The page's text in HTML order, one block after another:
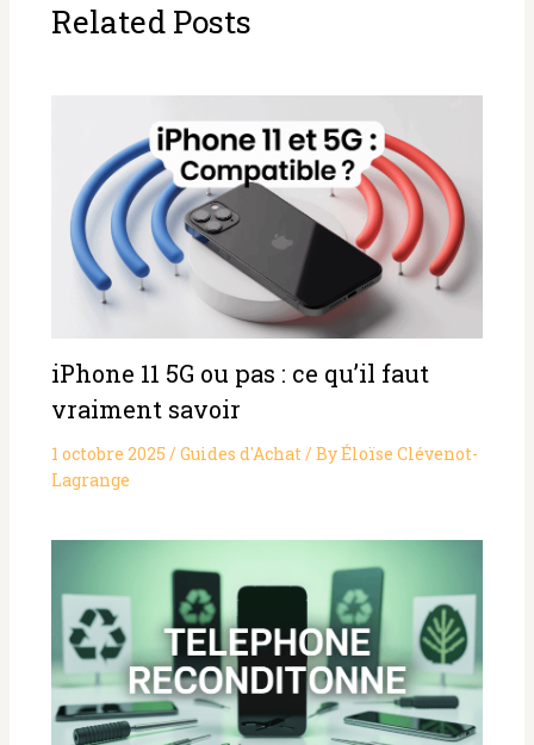
Related Posts
iPhone 11 5G ou pas : ce qu’il faut
vraiment savoir
1 octobre 2025 / Guides d'Achat / ByÉloïse Clévenot-
Lagrange